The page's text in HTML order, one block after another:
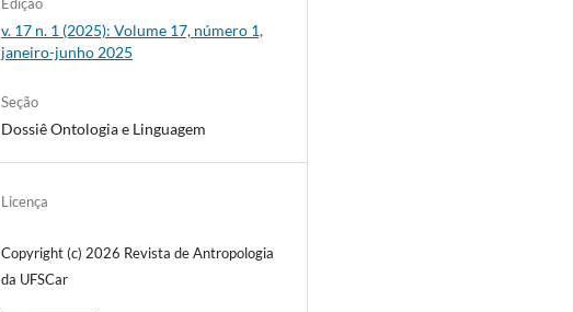
Edição
v. 17 n. 1 (2025): Volume 17, número 1,
janeiro-junho 2025
Seção
Dossiê Ontologia e Linguagem
Licença
Copyright (c) 2026 Revista de Antropologia
da UFSCar